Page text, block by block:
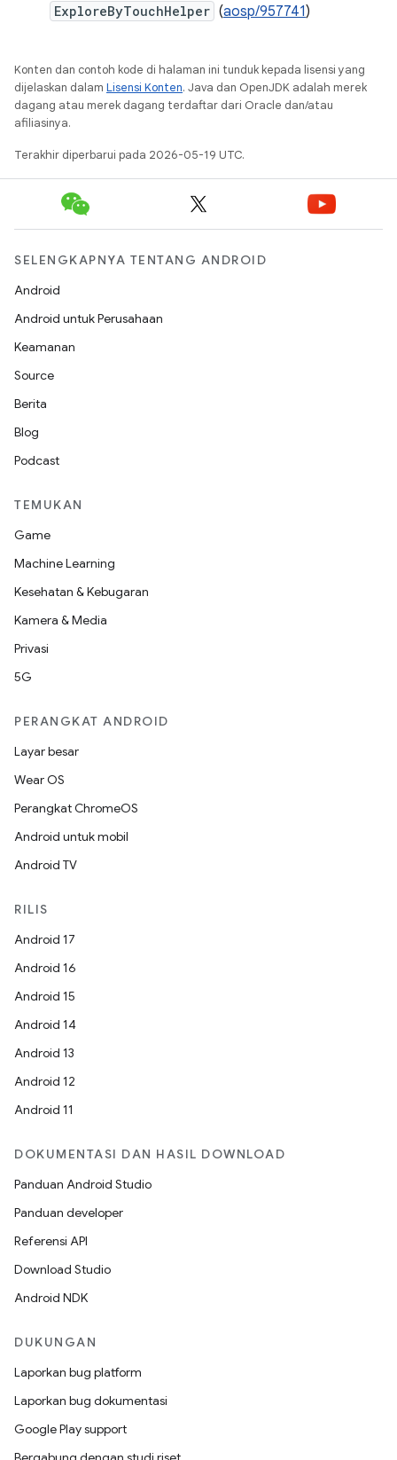
ExploreByTouchHelper (aosp/957741)
Konten dan contoh kode di halaman ini tunduk kepada lisensi yang
dijelaskan dalam Lisensi Konten. Java dan OpenJDK adalah merek
dagang atau merek dagang terdaftar dari Oracle dan/atau
afiliasinya.
Terakhir diperbarui pada 2026-05-19 UTC.
SELENGKAPNYA TENTANG ANDROID
Android
Android untuk Perusahaan
Keamanan
Source
Berita
Blog
Podcast
TEMUKAN
Game
Machine Learning
Kesehatan & Kebugaran
Kamera & Media
Privasi
5G
PERANGKAT ANDROID
Layar besar
Wear OS
Perangkat ChromeOS
Android untuk mobil
Android TV
RILIS
Android 17
Android 16
Android 15
Android 14
Android 13
Android 12
Android 11
DOKUMENTASI DAN HASIL DOWNLOAD
Panduan Android Studio
Panduan developer
Referensi API
Download Studio
Android NDK
DUKUNGAN
Laporkan bug platform
Laporkan bug dokumentasi
Google Play support